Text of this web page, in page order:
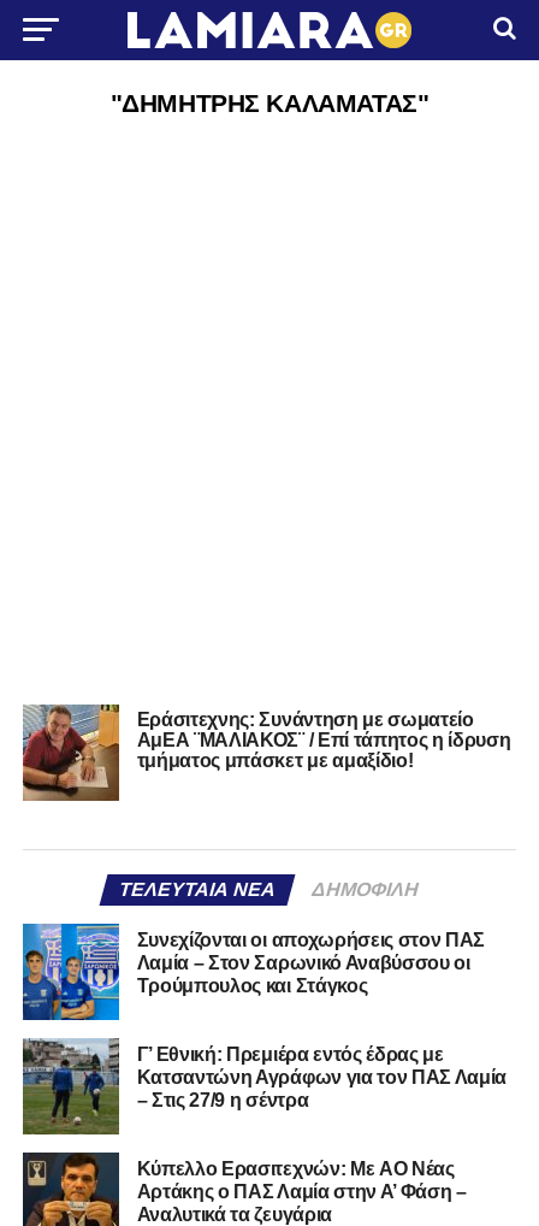
"ΔΗΜΗΤΡΗΣ ΚΑΛΑΜΑΤΑΣ"
Εράσιτεχνης: Συνάντηση με σωματείο
ΑμΕΑ ¨ΜΑΛΙΑΚΟΣ¨ / Επί τάπητος η ίδρυση
τμήματος μπάσκετ με αμαξίδιο!
ΤΕΛΕΥΤΑΊΑ ΝΈΑ ΔΗΜΟΦΙΛΉ
Συνεχίζονται οι αποχωρήσεις στον ΠΑΣ
Λαμία – Στον Σαρωνικό Αναβύσσου οι
Τρούμπουλος και Στάγκος
Γ’ Εθνική: Πρεμιέρα εντός έδρας με
Κατσαντώνη Αγράφων για τον ΠΑΣ Λαμία
– Στις 27/9 η σέντρα
Kύπελλο Ερασιτεχνών: Με AO Nέας
Αρτάκης ο ΠΑΣ Λαμία στην Α’ Φάση –
Αναλυτικά τα ζευγάρια